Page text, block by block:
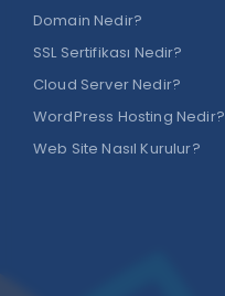
Domain Nedir?
SSL Sertifikası Nedir?
Cloud Server Nedir?
WordPress Hosting Nedir?
Web Site Nasıl Kurulur?